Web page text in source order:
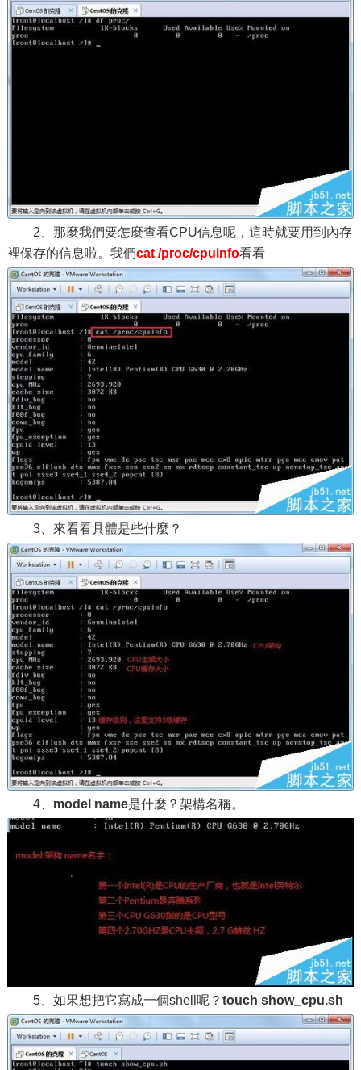
2、那麼我們要怎麼查看CPU信息呢，這時就要用到內存
裡保存的信息啦。我們cat /proc/cpuinfo看看
3、來看看具體是些什麼？
4、 model name是什麼？架構名稱。
5、如果想把它寫成一個shell呢？ touch show_cpu.sh